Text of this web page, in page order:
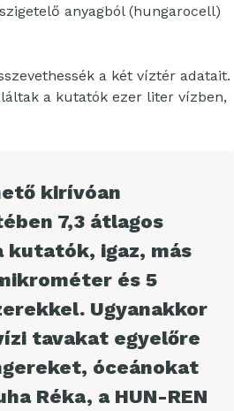
anyagból (hungarocell)
a két víztér adatait.
a kutatók ezer liter vízben,
kirívóan
7,3 átlagos
kutatók, igaz, más
és 5
Ugyanakkor
tavakat egyelőre
óceánokat
Réka, a HUN-REN